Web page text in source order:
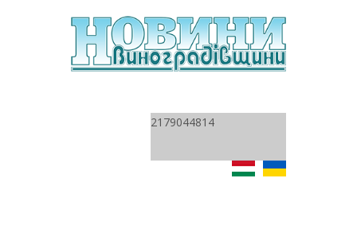
2179044814